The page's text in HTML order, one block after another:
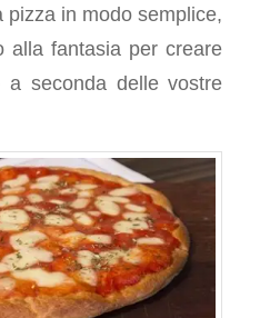
pizza in modo semplice,
alla fantasia per creare
a seconda delle vostre